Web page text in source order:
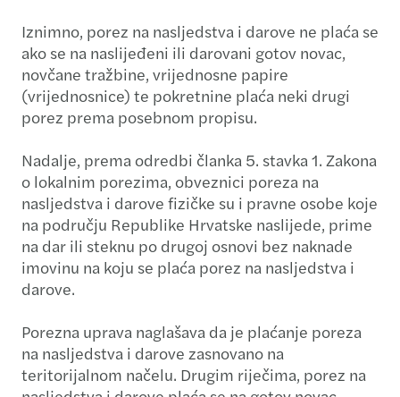
Iznimno, porez na nasljedstva i darove ne plaća se
ako se na naslijeđeni ili darovani gotov novac,
novčane tražbine, vrijednosne papire
(vrijednosnice) te pokretnine plaća neki drugi
porez prema posebnom propisu.
Nadalje, prema odredbi članka 5. stavka 1. Zakona
o lokalnim porezima, obveznici poreza na
nasljedstva i darove fizičke su i pravne osobe koje
na području Republike Hrvatske naslijede, prime
na dar ili steknu po drugoj osnovi bez naknade
imovinu na koju se plaća porez na nasljedstva i
darove.
Porezna uprava naglašava da je plaćanje poreza
na nasljedstva i darove zasnovano na
teritorijalnom načelu. Drugim riječima, porez na